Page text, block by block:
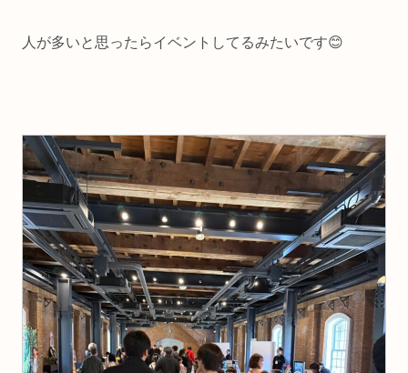
人が多いと思ったらイベントしてるみたいです😊